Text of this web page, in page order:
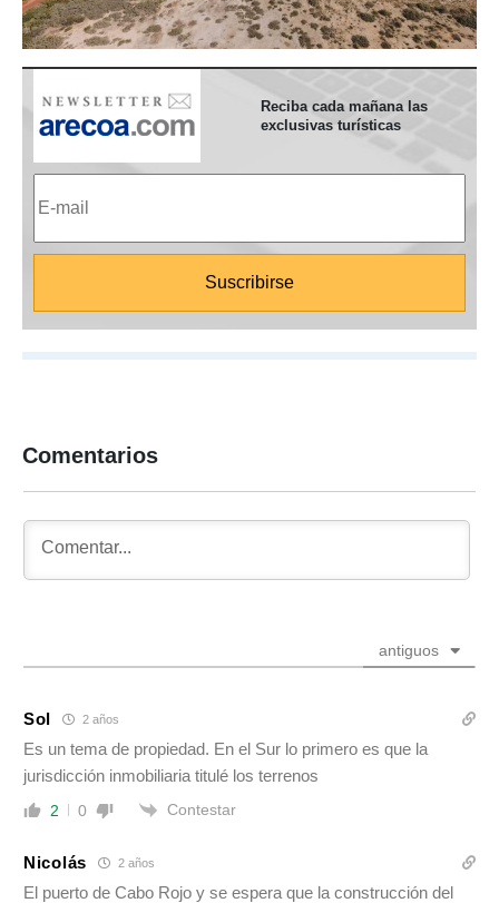
Reciba cada mañana las
exclusivas turísticas
Comentarios
antiguos
Sol 2 años
Es un tema de propiedad. En el Sur lo primero es que la
jurisdicción inmobiliaria titulé los terrenos
2 0 Contestar
Nicolás 2 años
El puerto de Cabo Rojo y se espera que la construcción del